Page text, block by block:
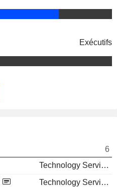
Exécutifs
6
Technology Services
Technology Services